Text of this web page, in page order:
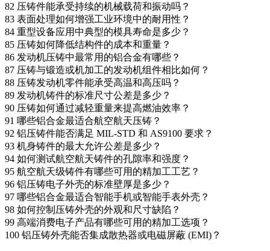
82 压铸件能承受持续的机械载荷和振动吗？
83 表面处理如何增强工业环境中的耐用性？
84 重型设备应用中典型的模具寿命是多少？
85 压铸如何降低结构件的成本和重量？
86 发动机压铸中最常用的铝合金有哪些？
87 压铸与锻造或机加工的发动机组件相比如何？
88 压铸发动机零件能承受高温和高压吗？
89 发动机铸件的标准尺寸公差是多少？
90 压铸如何通过减轻重量来提高燃油效率？
91 哪些铝合金最适合航空航天压铸？
92 铝压铸件能否满足 MIL-STD 和 AS9100 要求？
93 机身铸件的最大允许公差是多少？
94 如何测试航空航天铸件的孔隙率和强度？
95 航空航天级铸件有哪些可用的精加工工艺？
96 铝压铸电子外壳的标准壁厚是多少？
97 哪些铝合金最适合智能手机或智能手表外壳？
98 如何控制压铸外壳的外观和尺寸缺陷？
99 高端消费电子产品有哪些可用的精加工选项？
100 铝压铸外壳能否集成散热器或电磁屏蔽 (EMI)？